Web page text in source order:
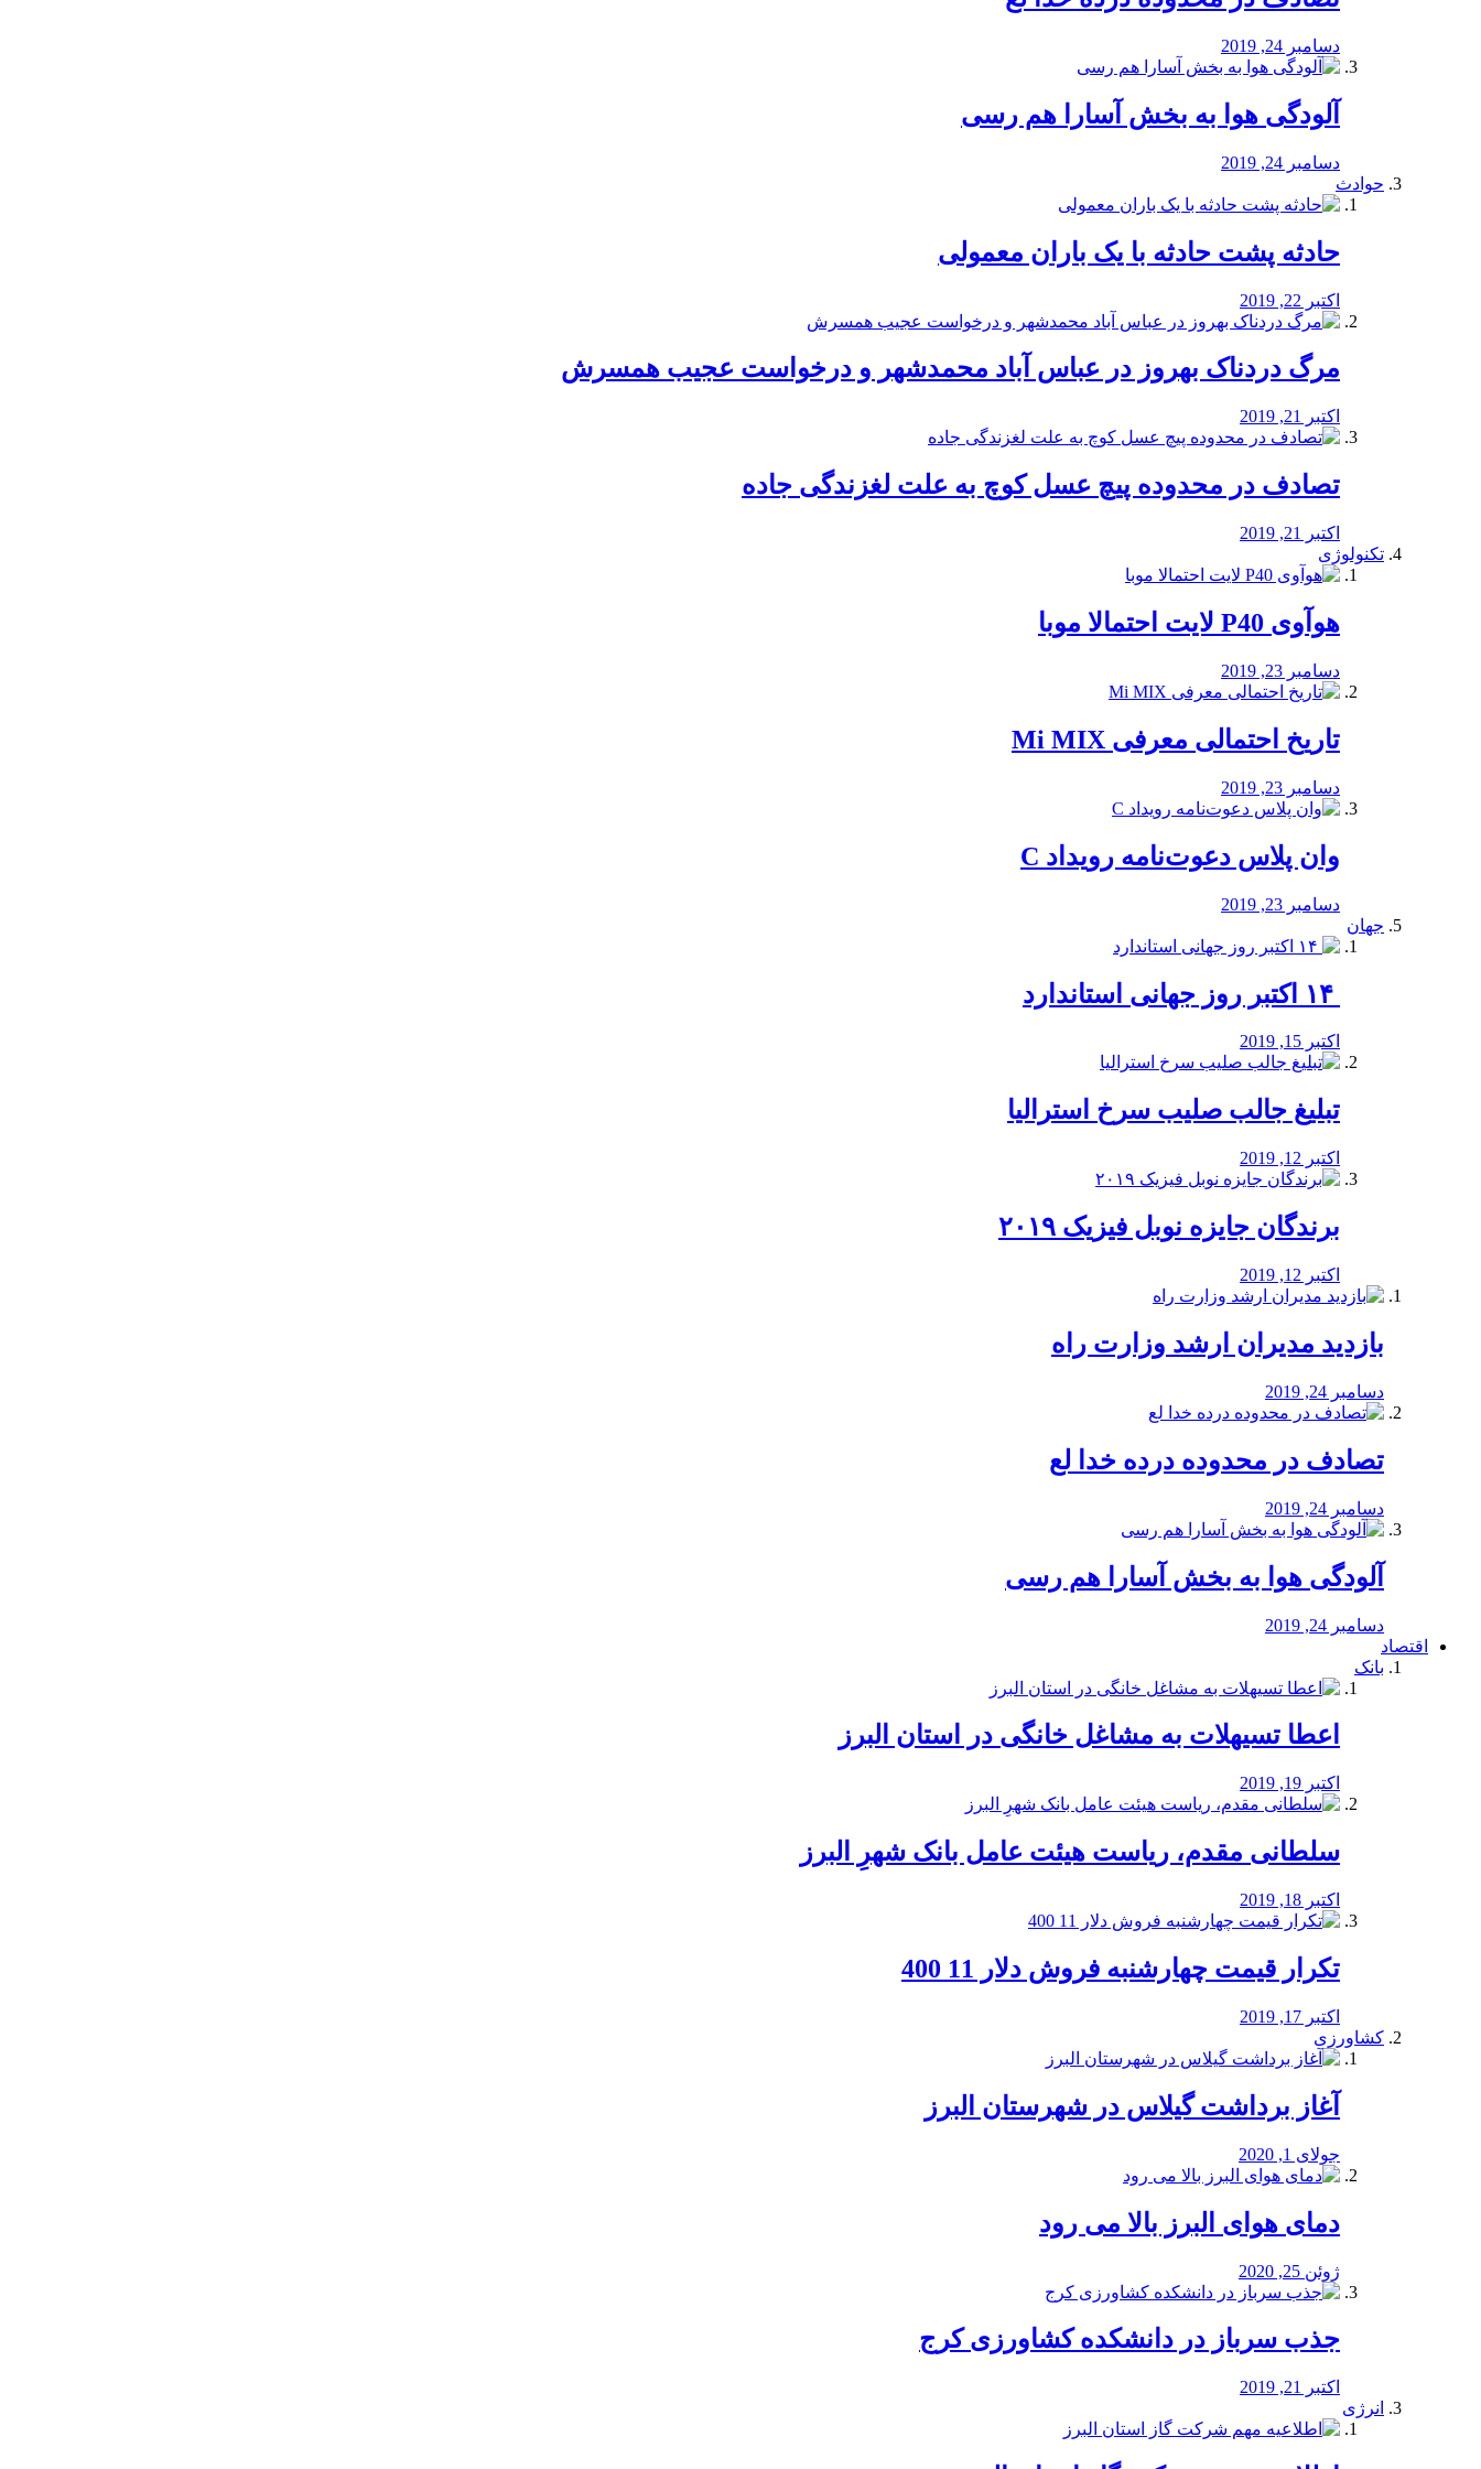
دسامبر 24, 2019
آلودگی هوا به بخش آسارا هم رسی
دسامبر 24, 2019
حوادث
️حادثه پشت حادثه با یک باران معمولی
اکتبر 22, 2019
مرگ دردناک بهروز در عباس آباد محمدشهر و درخواست عجیب همسرش
اکتبر 21, 2019
تصادف در محدوده پیچ عسل کوچ به علت لغزندگی جاده
اکتبر 21, 2019
تکنولوژی
هوآوی P40 لایت احتمالا موبا
دسامبر 23, 2019
تاریخ احتمالی معرفی Mi MIX
دسامبر 23, 2019
وان پلاس دعوت‌نامه رویداد C
دسامبر 23, 2019
جهان
اکتبر 15, 2019
تبلیغ جالب صلیب سرخ استرالیا
اکتبر 12, 2019
برندگان جایزه نوبل فیزیک ۲۰۱۹
اکتبر 12, 2019
بازدید مدیران ارشد وزارت راه
دسامبر 24, 2019
تصادف در محدوده درده خدا لع
دسامبر 24, 2019
آلودگی هوا به بخش آسارا هم رسی
دسامبر 24, 2019
اقتصاد
بانک
️اعطا تسیهلات به مشاغل خانگی در استان البرز
اکتبر 19, 2019
سلطانی مقدم، ریاست هیئت عامل بانک شهرِ البرز
اکتبر 18, 2019
تکرار قیمت چهارشنبه فروش دلار 11 400
اکتبر 17, 2019
کشاورزی
آغاز برداشت گیلاس در شهرستان البرز
جولای 1, 2020
دمای هوای البرز بالا می رود
ژوئن 25, 2020
جذب سرباز در دانشکده کشاورزی کرج
اکتبر 21, 2019
انرژی